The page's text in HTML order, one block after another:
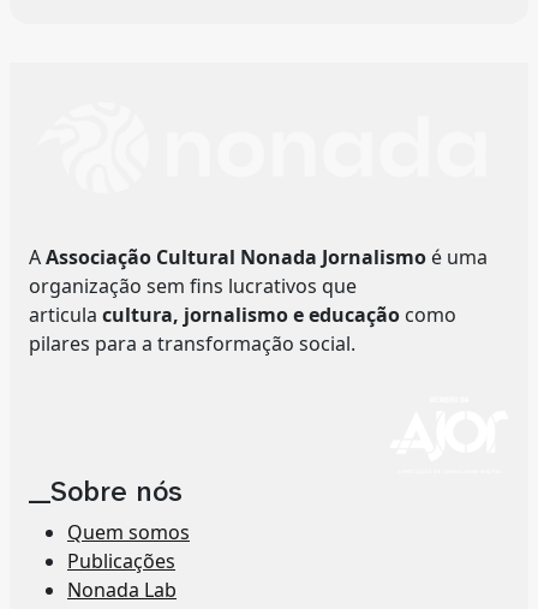
AAssociação Cultural Nonada Jornalismo é uma
organização sem fins lucrativos que
articula cultura, jornalismo e educação como
pilares para a transformação social.
__Sobre nós
Quem somos
Publicações
Nonada Lab